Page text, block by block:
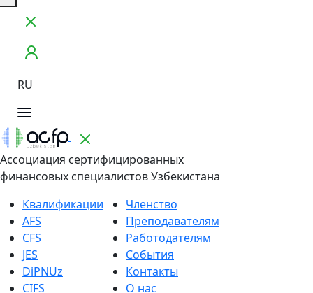
RU
Ассоциация сертифицированных
финансовых специалистов Узбекистана
Квалификации
AFS
CFS
JES
DiPNUz
CIFS
Членство
Преподавателям
Работодателям
События
Контакты
О нас